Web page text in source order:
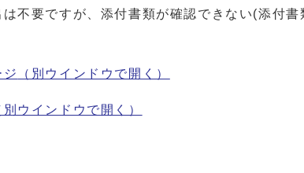
不要ですが、添付書類が確認できない(添付
（別ウインドウで開く）
別ウインドウで開く）